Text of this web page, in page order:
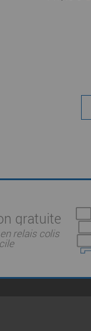
gratuite
relais colis